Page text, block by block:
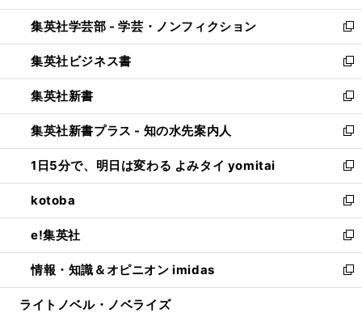
開
く
ウ
で
開
く
ン
ド
ウ
で
開
く
ウ
ィ
ン
ド
ウ
で
開
く
集英社学芸部 - 学芸・ノンフィクション
新
し
い
ウ
ィ
ン
ド
ウ
で
開
く
集英社ビジネス書
新
し
い
ウ
ィ
ン
ド
ウ
で
開
く
集英社新書
新
し
い
ウ
ィ
ン
ド
ウ
で
開
く
集英社新書プラス - 知の水先案内人
新
し
い
ウ
ィ
ン
ド
ウ
で
開
1日5分で、明日は変わる よみタイ yomitai
新
し
い
ウ
ィ
ン
ド
ウ
kotoba
新
し
い
ウ
ィ
ン
e!集英社
新
し
い
ウ
情報・知識＆オピニオン imidas
新
し
ライトノベル・ノベライズ